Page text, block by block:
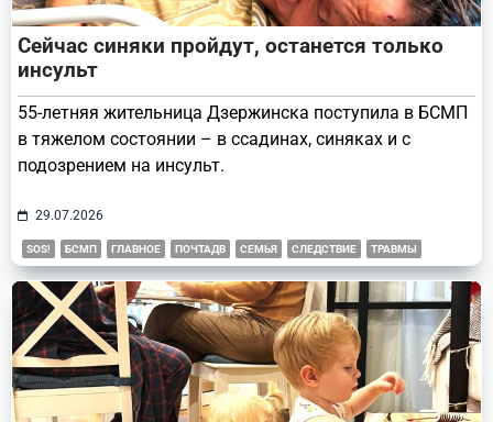
Сейчас синяки пройдут, останется только
инсульт
55-летняя жительница Дзержинска поступила в БСМП
в тяжелом состоянии – в ссадинах, синяках и с
подозрением на инсульт.
29.07.2026
SOS! БСМП ГЛАВНОЕ ПОЧТАДВ СЕМЬЯ СЛЕДСТВИЕ ТРАВМЫ